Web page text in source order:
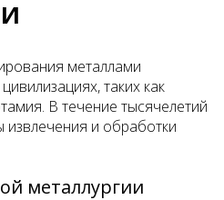
металлами
таких как
В течение тысячелетий
и обработки
металлургии